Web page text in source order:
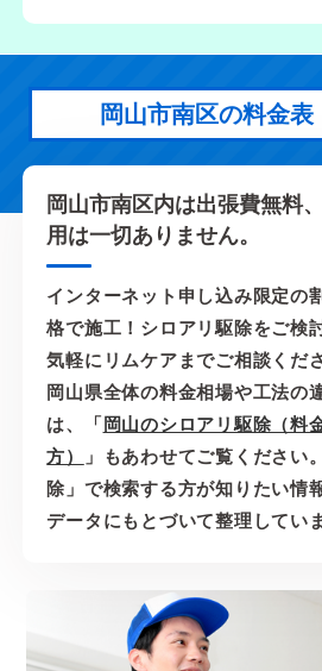
岡山市南区の料金表
岡山市南区内は出張費無料
用は一切ありません。
インターネット申し込み限定の
格で施工！シロアリ駆除をご検
気軽にリムケアまでご相談くだ
岡山県全体の料金相場や工法の
は、「 岡山のシロアリ駆除（料
方）
」もあわせてご覧ください
除」で検索する方が知りたい情
データにもとづいて整理してい